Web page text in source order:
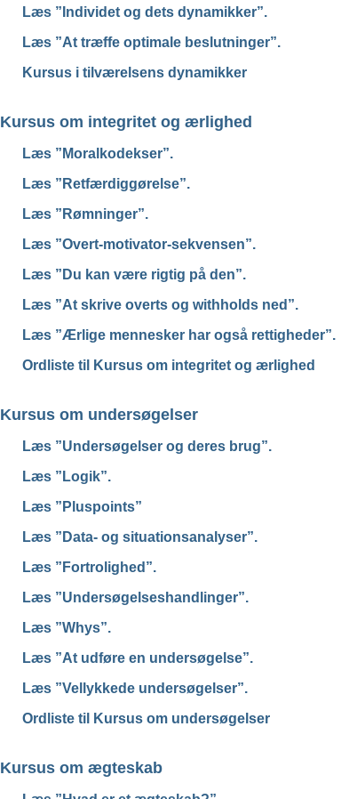
Læs ”Individet og dets dynamikker”.
Læs ”At træffe optimale beslutninger”.
Kursus i tilværelsens dynamikker
Kursus om integritet og ærlighed
Læs ”Moralkodekser”.
Læs ”Retfærdiggørelse”.
Læs ”Rømninger”.
Læs ”Overt-motivator-sekvensen”.
Læs ”Du kan være rigtig på den”.
Læs ”At skrive overts og withholds ned”.
Læs ”Ærlige mennesker har også rettigheder”.
Ordliste til Kursus om integritet og ærlighed
Kursus om undersøgelser
Læs ”Undersøgelser og deres brug”.
Læs ”Logik”.
Læs ”Pluspoints”
Læs ”Data- og situationsanalyser”.
Læs ”Fortrolighed”.
Læs ”Undersøgelseshandlinger”.
Læs ”Whys”.
Læs ”At udføre en undersøgelse”.
Læs ”Vellykkede undersøgelser”.
Ordliste til Kursus om undersøgelser
Kursus om ægteskab